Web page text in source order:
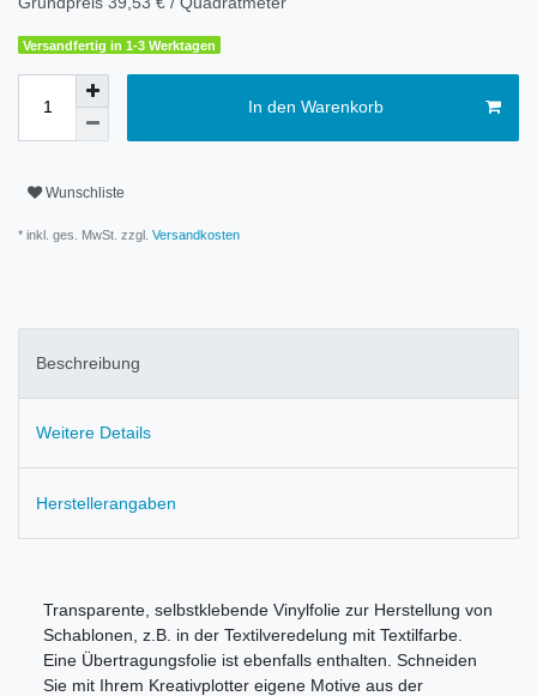
Versandfertig in 1-3 Werktagen
In den Warenkorb
Wunschliste
* inkl. ges. MwSt. zzgl. Versandkosten
Beschreibung
Weitere Details
Herstellerangaben
Transparente, selbstklebende Vinylfolie zur Herstellung von
Schablonen, z.B. in der Textilveredelung mit Textilfarbe.
Eine Übertragungsfolie ist ebenfalls enthalten. Schneiden
Sie mit Ihrem Kreativplotter eigene Motive aus der